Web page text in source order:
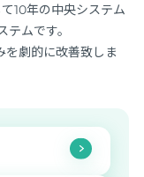
10年の中央システム
ムです。
を劇的に改善致しま